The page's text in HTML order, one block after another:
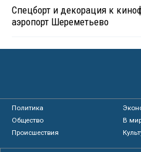
Спецборт и декорация к
аэропорт Шереметьево
Политика
Общество
В
Происшествия